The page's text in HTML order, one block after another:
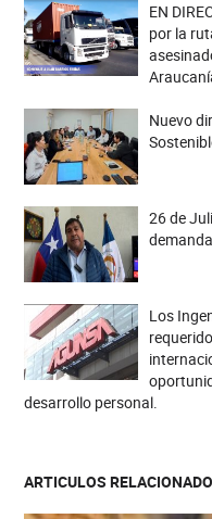
EN
por la
Nuevo
26 de
Los
desarrollo personal.
ARTICULOS